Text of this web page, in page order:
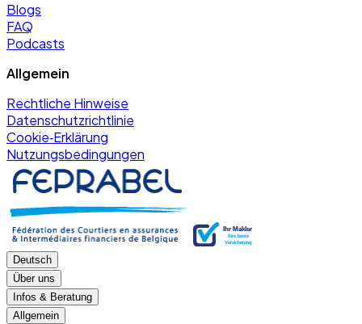
Blogs
FAQ
Podcasts
Allgemein
Rechtliche Hinweise
Datenschutzrichtlinie
Cookie‑Erklärung
Nutzungsbedingungen
Deutsch
Über uns
Infos & Beratung
Allgemein